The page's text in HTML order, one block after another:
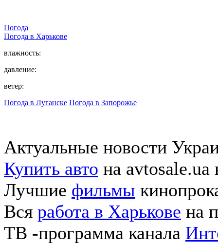
Погода
Погода в Харькове
влажность:
давление:
ветер:
Погода в Луганске Погода в Запорожье
Актуальные новости
Купить авто на avtosale.ua
Лучшие фильмы
Вся работа в Харькове на
ТВ -программа канала